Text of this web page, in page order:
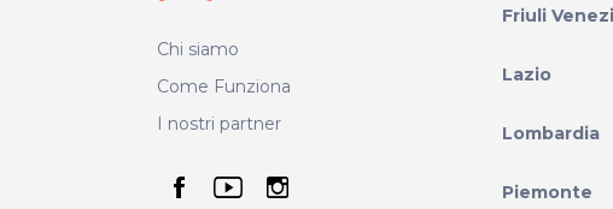
Chi siamo
Come Funziona
I nostri partner
seguici su facebook
seguici su youtube
seguici su instagram
Friuli
Lazio
Lombardia
Piemonte